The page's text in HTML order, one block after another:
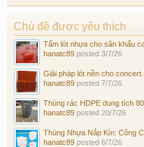
Chủ đề được yêu thích
Tấm lót nhựa cho sân khấu
hanatc89 posted 3/7/26
Giải pháp lót nền cho concert...
hanatc89 posted 7/7/26
Thùng rác HDPE dung tích
hanatc89 posted 20/7/26
Thùng Nhựa Nắp Kín: Công
hanatc89 posted 6/7/26